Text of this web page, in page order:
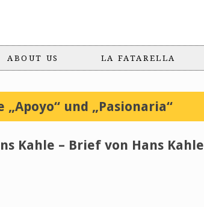
ABOUT US LA FATARELLA
und „Pasionaria“
Kahle – Brief von Hans Kahle